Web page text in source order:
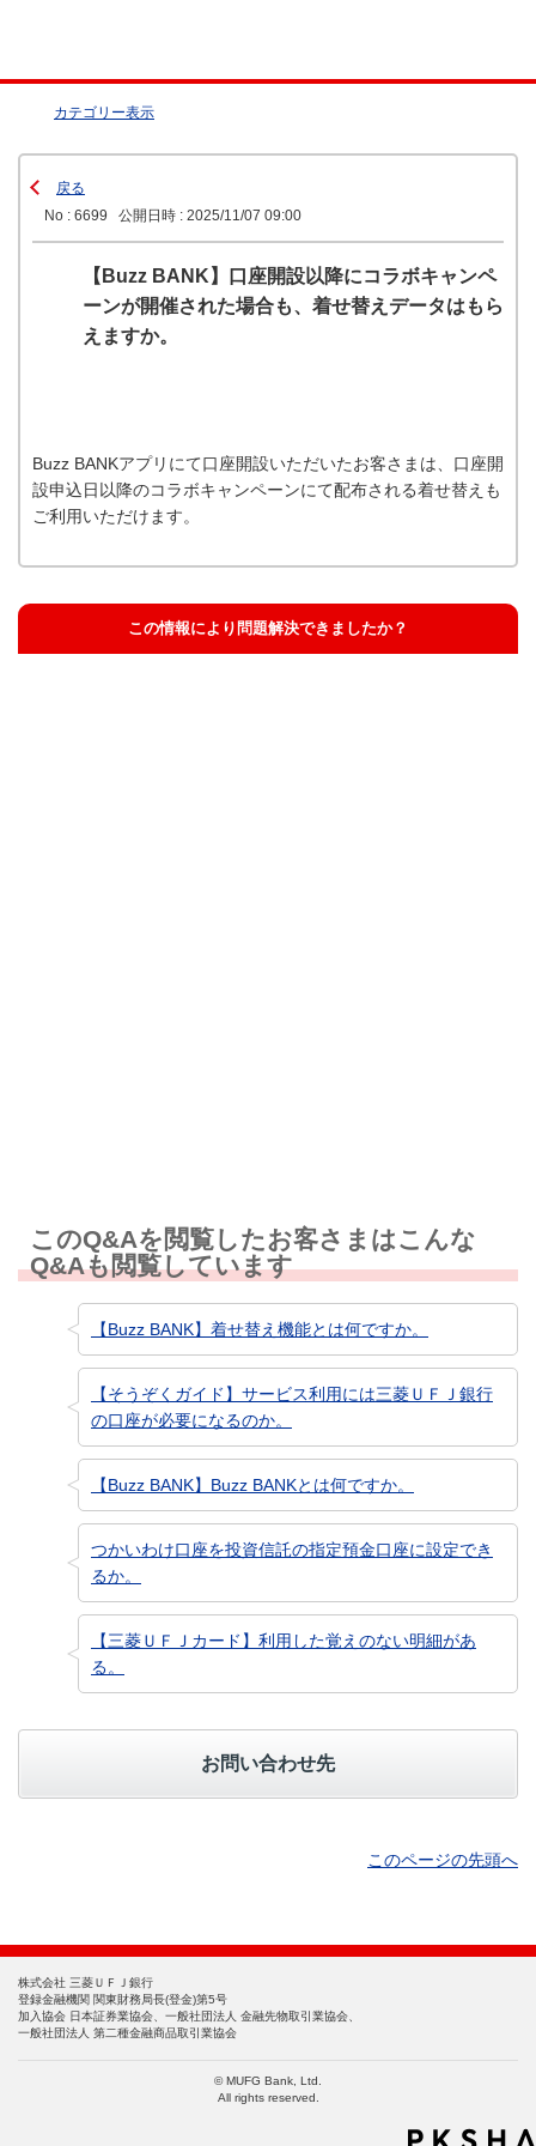
カテゴリー表示
戻る
No : 6699
公開日時 : 2025/11/07 09:00
【Buzz BANK】口座開設以降にコラボキャンペ
ーンが開催された場合も、着せ替えデータはもら
えますか。
Buzz BANKアプリにて口座開設いただいたお客さまは、口座開
設申込日以降のコラボキャンペーンにて配布される着せ替えも
ご利用いただけます。
この情報により問題解決できましたか？
このQ&Aを閲覧したお客さまはこんな
Q&Aも閲覧しています
【Buzz BANK】着せ替え機能とは何ですか。
【そうぞくガイド】サービス利用には三菱ＵＦＪ銀行
の口座が必要になるのか。
【Buzz BANK】Buzz BANKとは何ですか。
つかいわけ口座を投資信託の指定預金口座に設定でき
るか。
【三菱ＵＦＪカード】利用した覚えのない明細があ
る。
お問い合わせ先
このページの先頭へ
株式会社 三菱ＵＦＪ銀行
登録金融機関 関東財務局長(登金)第5号
加入協会 日本証券業協会、一般社団法人 金融先物取引業協会、
一般社団法人 第二種金融商品取引業協会
© MUFG Bank, Ltd.
All rights reserved.